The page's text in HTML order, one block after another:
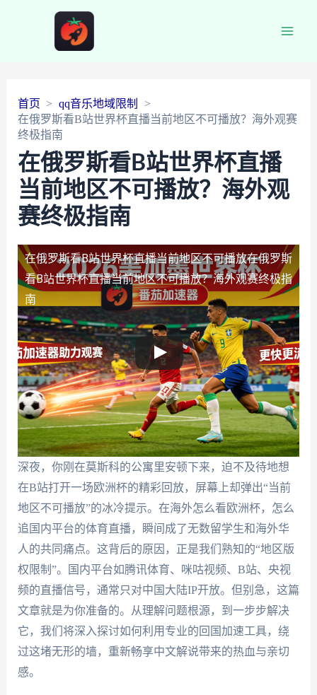
首页
qq音乐地域限制
在俄罗斯看B站世界杯直播当前地区不可播放？海外观赛
终极指南
在俄罗斯看B站世界杯直播
当前地区不可播放？海外观
赛终极指南
在俄罗斯看B站世界杯直播当前地区不可播放在俄罗斯
看B站世界杯直播当前地区不可播放？海外观赛终极指
南
深夜，你刚在莫斯科的公寓里安顿下来，迫不及待地想
在B站打开一场欧洲杯的精彩回放，屏幕上却弹出“当前
地区不可播放”的冰冷提示。在海外怎么看欧洲杯，怎么
追国内平台的体育直播，瞬间成了无数留学生和海外华
人的共同痛点。这背后的原因，正是我们熟知的“地区版
权限制”。国内平台如腾讯体育、咪咕视频、B站、央视
频的直播信号，通常只对中国大陆IP开放。但别急，这篇
文章就是为你准备的。从理解问题根源，到一步步解决
它，我们将深入探讨如何利用专业的回国加速工具，绕
过这堵无形的墙，重新畅享中文解说带来的热血与亲切
感。